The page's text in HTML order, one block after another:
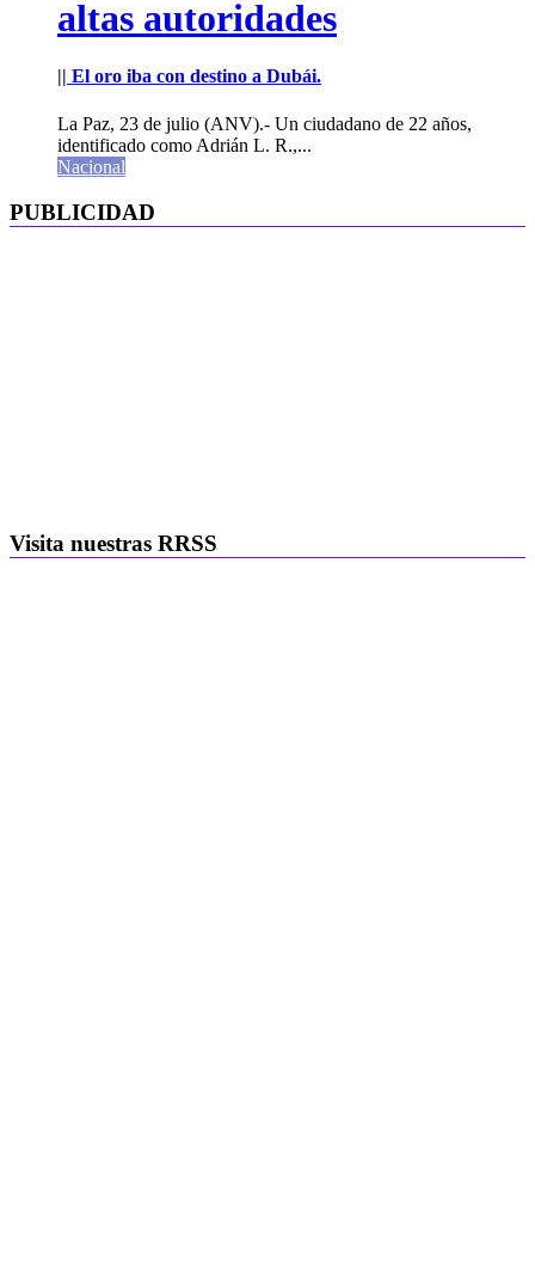
altas autoridades
|| El oro iba con destino a Dubái.
La Paz, 23 de julio (ANV).- Un ciudadano de 22 años,
identificado como Adrián L. R.,...
Nacional
PUBLICIDAD
Visita nuestras RRSS